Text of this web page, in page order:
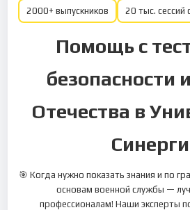
2000+ выпускников 20 тыс. сессий
Помощь с
безопасности
Отечества в
🎯 Когда нужно показать знания и по
основам военной службы —
профессионалам! Наши эксперты